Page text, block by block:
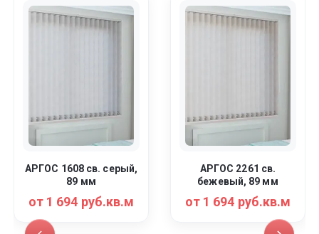
АРГОС 1608 св. серый,
89 мм
от 1 694 руб.кв.м
АРГОС 2261 св.
бежевый, 89 мм
от 1 694 руб.кв.м